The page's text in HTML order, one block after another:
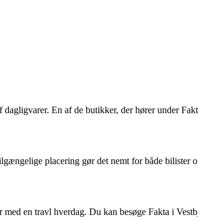
En af de butikker, der hører under
placering gør det nemt for både bilister
en travl hverdag. Du kan besøge Fakta i